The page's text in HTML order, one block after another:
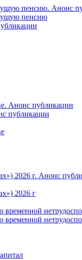
пенсию. Анонс
пенсию
Анонс публикации
публикации
2026 г. Анонс
2026 г
временной
временной